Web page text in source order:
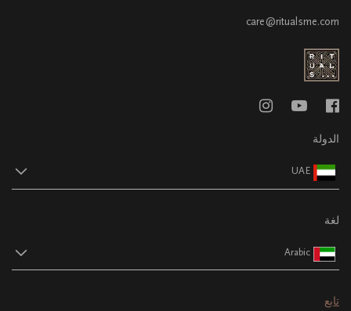
care@ritualsme.com
الدولة
UAE
لغة
Arabic
تابع